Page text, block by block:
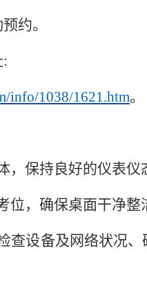
约。
:
info/1038/1621.htm。
，保持良好的仪表仪
位，确保桌面干净整
查设备及网络状况